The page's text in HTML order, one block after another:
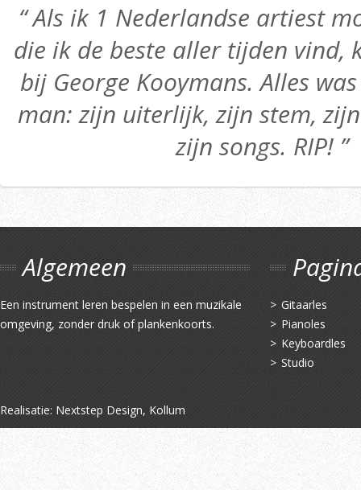
“ Als ik 1 Nederlandse artiest
die ik de beste aller tijden vind,
bij George Kooymans. Alles
man: zijn uiterlijk, zijn stem,
zijn songs. RIP! ”
Algemeen
Een instrument leren bespelen in een muzikale
omgeving, zonder druk of plankenkoorts.
Gitaarles
Pianoles
Keyboardles
Studio
Realisatie: Nextstep Design, Kollum